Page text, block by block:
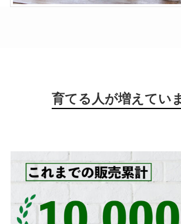
育てる人が増えてい